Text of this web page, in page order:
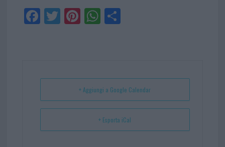
Fa
ce
Tw
itt
Pi
nt
t
W
ha
p
Sh
+ Aggiungi a Google Calendar
+ Esporta iCal